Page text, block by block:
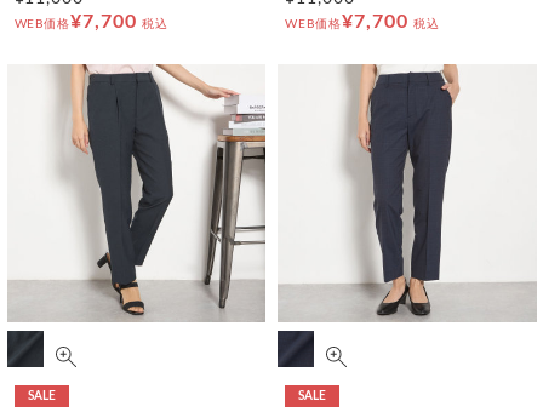
WEB価格¥7,700 税込 WEB価格¥7,700 税込
SALE SALE